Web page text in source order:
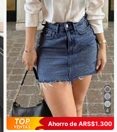
4
Ahorro de ARS$1.300